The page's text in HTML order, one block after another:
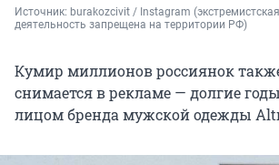
Источник: burakozcivit / Instagram
деятельность запрещена на территории РФ)
Кумир миллионов россиянок
снимается в рекламе — долгие
лицом бренда мужской одежды